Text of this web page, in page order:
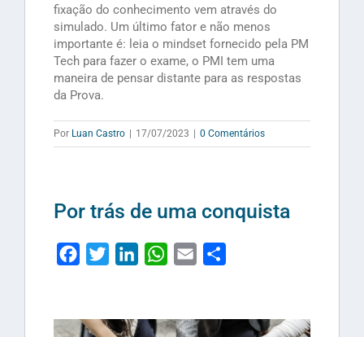
fixação do conhecimento vem através do
simulado. Um último fator e não menos
importante é: leia o mindset fornecido pela PM
Tech para fazer o exame, o PMI tem uma
maneira de pensar distante para as respostas
da Prova.
Por Luan Castro 17/07/2023 0 Comentários
Por trás de uma conquista
FacebookTwitterLinkedInWhatsApp
Email